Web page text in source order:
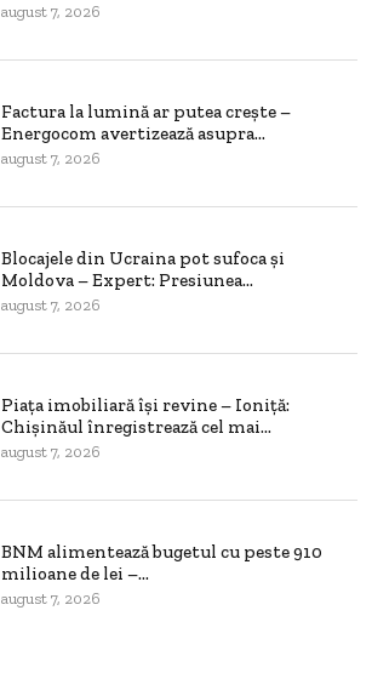
august 7, 2026
Factura la lumină ar putea crește –
Energocom avertizează asupra...
august 7, 2026
Blocajele din Ucraina pot sufoca și
Moldova – Expert: Presiunea...
august 7, 2026
Piața imobiliară își revine – Ioniță:
Chișinăul înregistrează cel mai...
august 7, 2026
BNM alimentează bugetul cu peste 910
milioane de lei –...
august 7, 2026